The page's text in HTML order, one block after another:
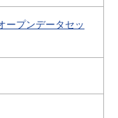
ープンデータセッ